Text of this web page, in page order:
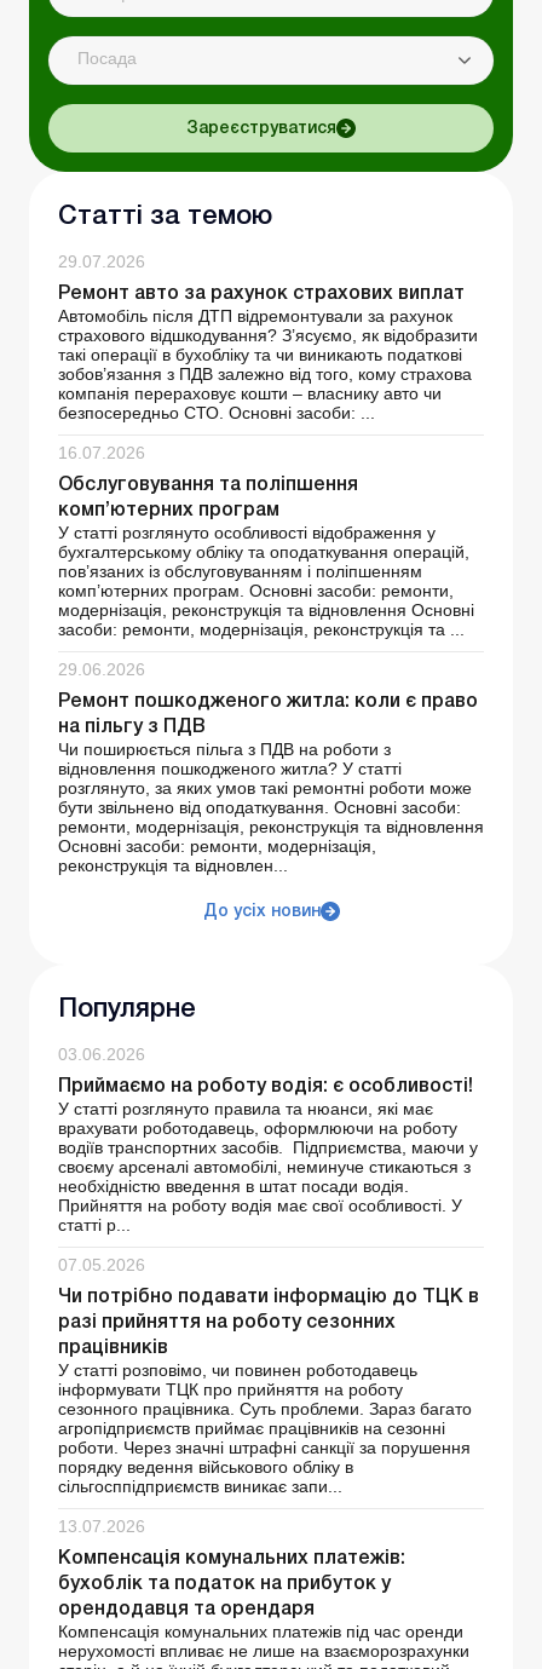
Посада
Зареєструватися
Статті за темою
29.07.2026
Ремонт авто за рахунок страхових виплат
Автомобіль після ДТП відремонтували за рахунок
страхового відшкодування? З’ясуємо, як відобразити
такі операції в бухобліку та чи виникають податкові
зобов’язання з ПДВ залежно від того, кому страхова
компанія перераховує кошти – власнику авто чи
безпосередньо СТО. Основні засоби: ...
16.07.2026
Обслуговування та поліпшення
комп’ютерних програм
У статті розглянуто особливості відображення у
бухгалтерському обліку та оподаткування операцій,
пов’язаних із обслуговуванням і поліпшенням
комп’ютерних програм. Основні засоби: ремонти,
модернізація, реконструкція та відновлення Основні
засоби: ремонти, модернізація, реконструкція та ...
29.06.2026
Ремонт пошкодженого житла: коли є право
на пільгу з ПДВ
Чи поширюється пільга з ПДВ на роботи з
відновлення пошкодженого житла? У статті
розглянуто, за яких умов такі ремонтні роботи може
бути звільнено від оподаткування. Основні засоби:
ремонти, модернізація, реконструкція та відновлення
Основні засоби: ремонти, модернізація,
реконструкція та відновлен...
До усіх новин
Популярне
03.06.2026
Приймаємо на роботу водія: є особливості!
У статті розглянуто правила та нюанси, які має
врахувати роботодавець, оформлюючи на роботу
водіїв транспортних засобів. Підприємства, маючи у
своєму арсеналі автомобілі, неминуче стикаються з
необхідністю введення в штат посади водія.
Прийняття на роботу водія має свої особливості. У
статті р...
07.05.2026
Чи потрібно подавати інформацію до ТЦК в
разі прийняття на роботу сезонних
працівників
У статті розповімо, чи повинен роботодавець
інформувати ТЦК про прийняття на роботу
сезонного працівника. Суть проблеми. Зараз багато
агропідприємств приймає працівників на сезонні
роботи. Через значні штрафні санкції за порушення
порядку ведення військового обліку в
сільгосппідприємств виникає запи...
13.07.2026
Компенсація комунальних платежів:
бухоблік та податок на прибуток у
орендодавця та орендаря
Компенсація комунальних платежів під час оренди
нерухомості впливає не лише на взаєморозрахунки